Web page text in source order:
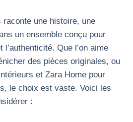
raconte une histoire, une
un ensemble conçu pour
Que l’on aime
des pièces originales, ou
et Zara Home pour
le choix est vaste. Voici les
: